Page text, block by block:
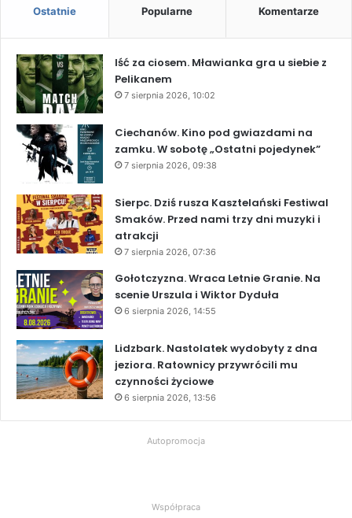
Ostatnie Popularne Komentarze
Iść za ciosem. Mławianka gra u siebie z
Pelikanem
7 sierpnia 2026, 10:02
Ciechanów. Kino pod gwiazdami na
zamku. W sobotę „Ostatni pojedynek”
7 sierpnia 2026, 09:38
Sierpc. Dziś rusza Kasztelański Festiwal
Smaków. Przed nami trzy dni muzyki i
atrakcji
7 sierpnia 2026, 07:36
Gołotczyzna. Wraca Letnie Granie. Na
scenie Urszula i Wiktor Dyduła
6 sierpnia 2026, 14:55
Lidzbark. Nastolatek wydobyty z dna
jeziora. Ratownicy przywrócili mu
czynności życiowe
6 sierpnia 2026, 13:56
Autopromocja
Współpraca